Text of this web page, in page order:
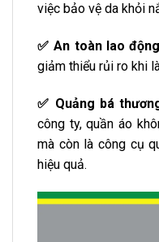
việc bảo vệ da khỏi
✅ An toàn lao
giảm thiểu rủi ro khi
✅ Quảng bá
công ty, quần áo
mà còn là công cụ
hiệu quả.